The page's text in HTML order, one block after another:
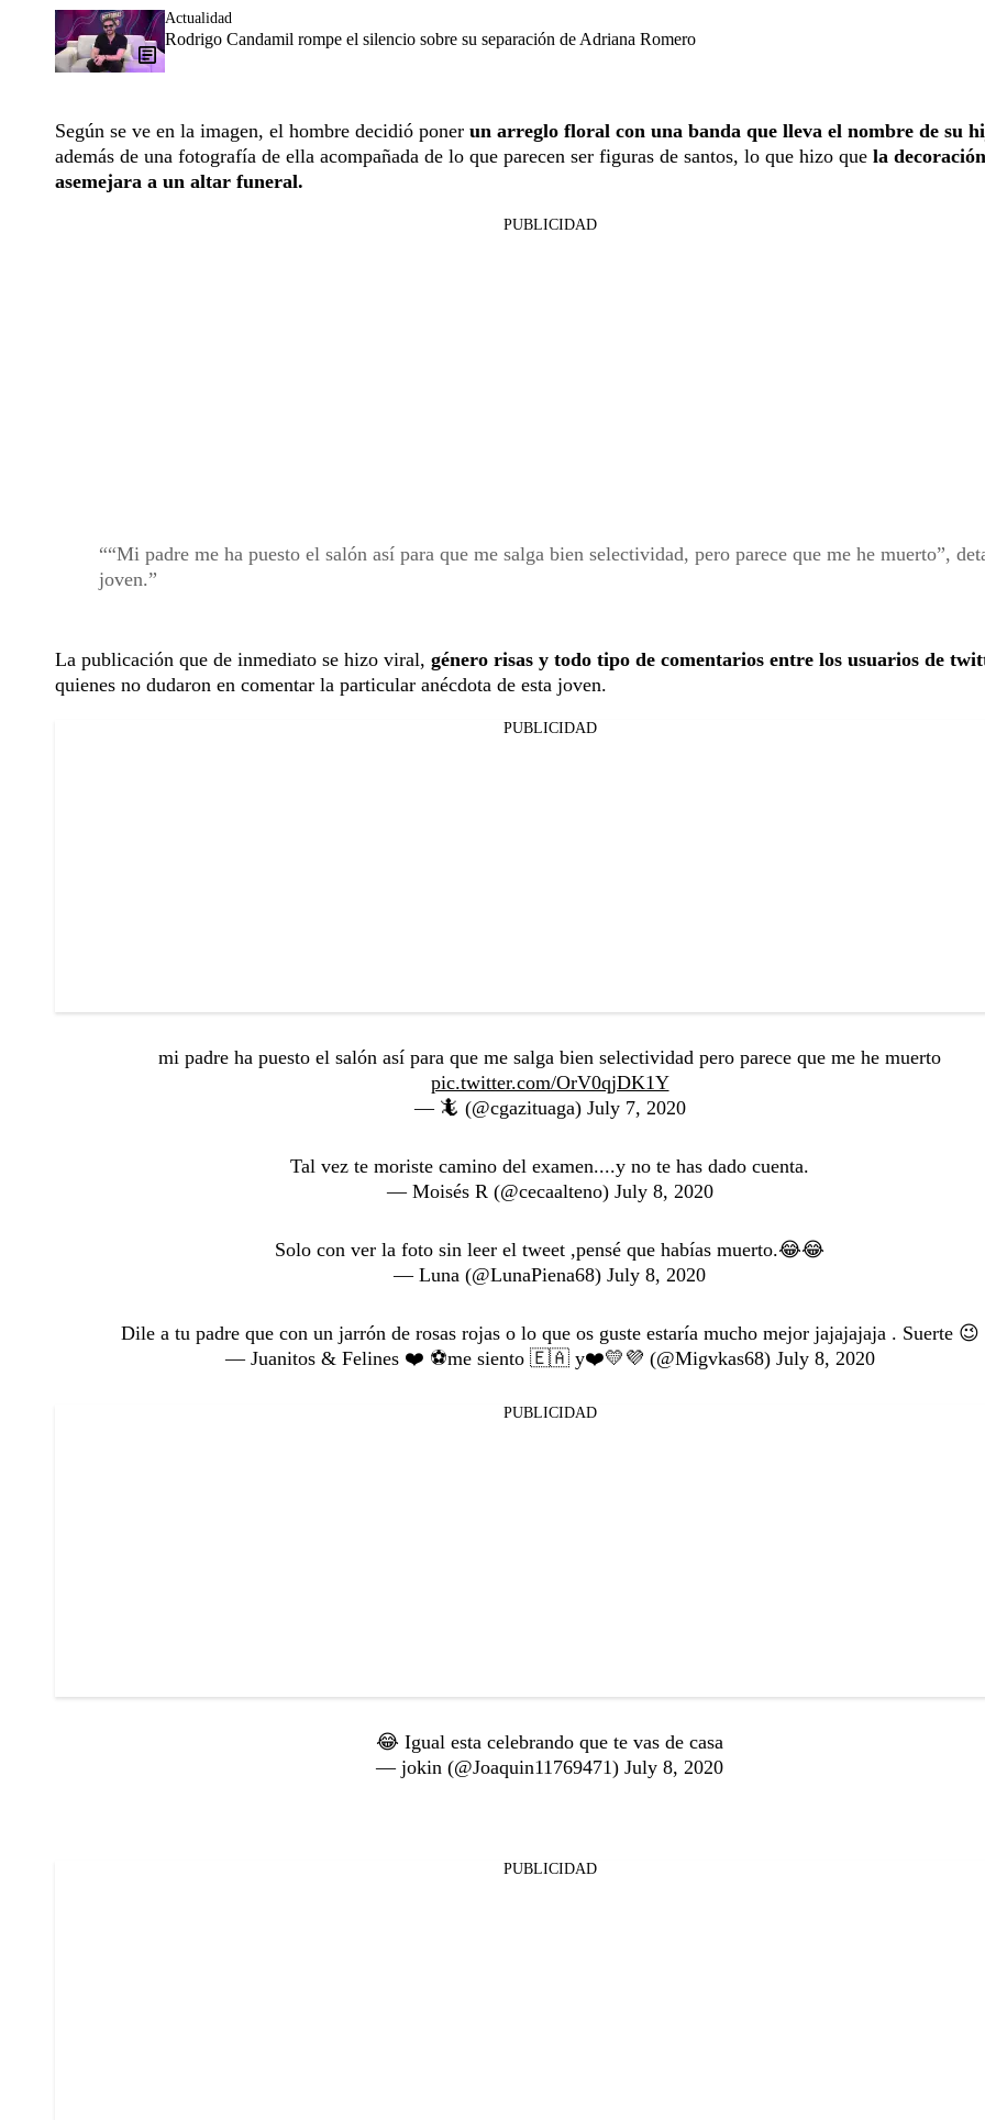
Actualidad
Rodrigo Candamil rompe el silencio sobre su separación de Adriana Romero
Según se ve en la imagen, el hombre decidió poner un arreglo floral con una banda que lleva el nombre de su
además de una fotografía de ella acompañada de lo que parecen ser figuras de santos, lo que hizo que la
asemejara a un altar funeral.
PUBLICIDAD
“Mi padre me ha puesto el salón así para que me salga bien selectividad, pero parece que me he muerto”,
joven.
La publicación que de inmediato se hizo viral, género risas y todo tipo de comentarios entre los usuarios de
quienes no dudaron en comentar la particular anécdota de esta joven.
PUBLICIDAD
mi padre ha puesto el salón así para que me salga bien selectividad pero parece que me he muerto
pic.twitter.com/OrV0qjDK1Y
— 🦎 (@cgazituaga) July 7, 2020
Tal vez te moriste camino del examen....y no te has dado cuenta.
— Moisés R (@cecaalteno) July 8, 2020
Solo con ver la foto sin leer el tweet ,pensé que habías muerto.😂😂
— Luna (@LunaPiena68) July 8, 2020
Dile a tu padre que con un jarrón de rosas rojas o lo que os guste estaría mucho mejor jajajajaja . Suerte 😉
— Juanitos & Felines ❤️ ⚽me siento 🇪🇦 y❤️💛💜 (@Migvkas68) July 8, 2020
PUBLICIDAD
😂 Igual esta celebrando que te vas de casa
— jokin (@Joaquin11769471) July 8, 2020
PUBLICIDAD